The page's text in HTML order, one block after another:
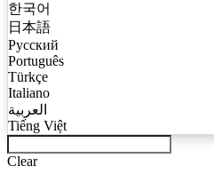
한국어
日本語
Русский
Português
Türkçe
Italiano
العربية
Tiếng Việt
Clear